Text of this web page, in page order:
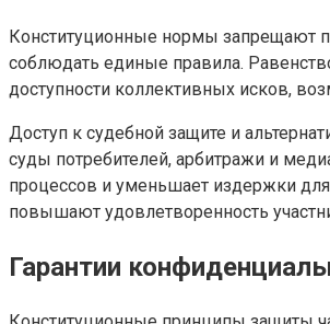
Конституционные нормы запрещают
соблюдать единые правила.
доступности коллективных исков,
Доступ к судебной защите и
суды потребителей, арбитражи и
процессов и уменьшает издержки
повышают удовлетворенность
Гарантии